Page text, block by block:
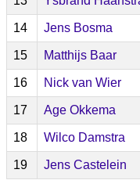
14 Jens Bosma
15 Matthijs Baar
16 Nick van Wier
17 Age Okkema
18 Wilco Damstra
19 Jens Castelein